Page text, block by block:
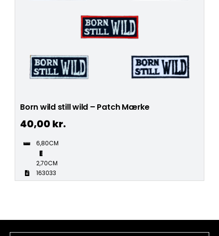
Born wild still wild – Patch Mærke
40,00 kr.
6,80CM
2,70CM
163033